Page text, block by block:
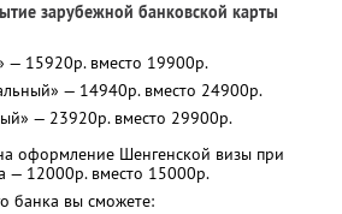
зарубежной банковской карты
— 15920р. вместо 19900р.
— 14940р. вместо 24900р.
— 23920р. вместо 29900р.
оформление Шенгенской визы при
— 12000р. вместо 15000р.
банка вы сможете: